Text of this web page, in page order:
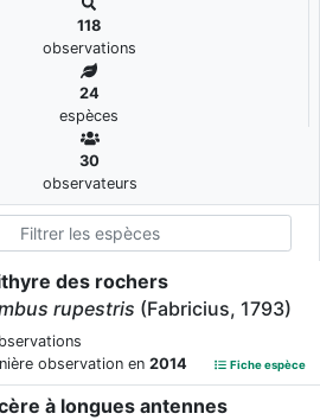
118
observations
24
espèces
30
observateurs
des rochers
rupestris (Fabricius, 1793)
observation en 2014 Fiche espèce
à longues antennes